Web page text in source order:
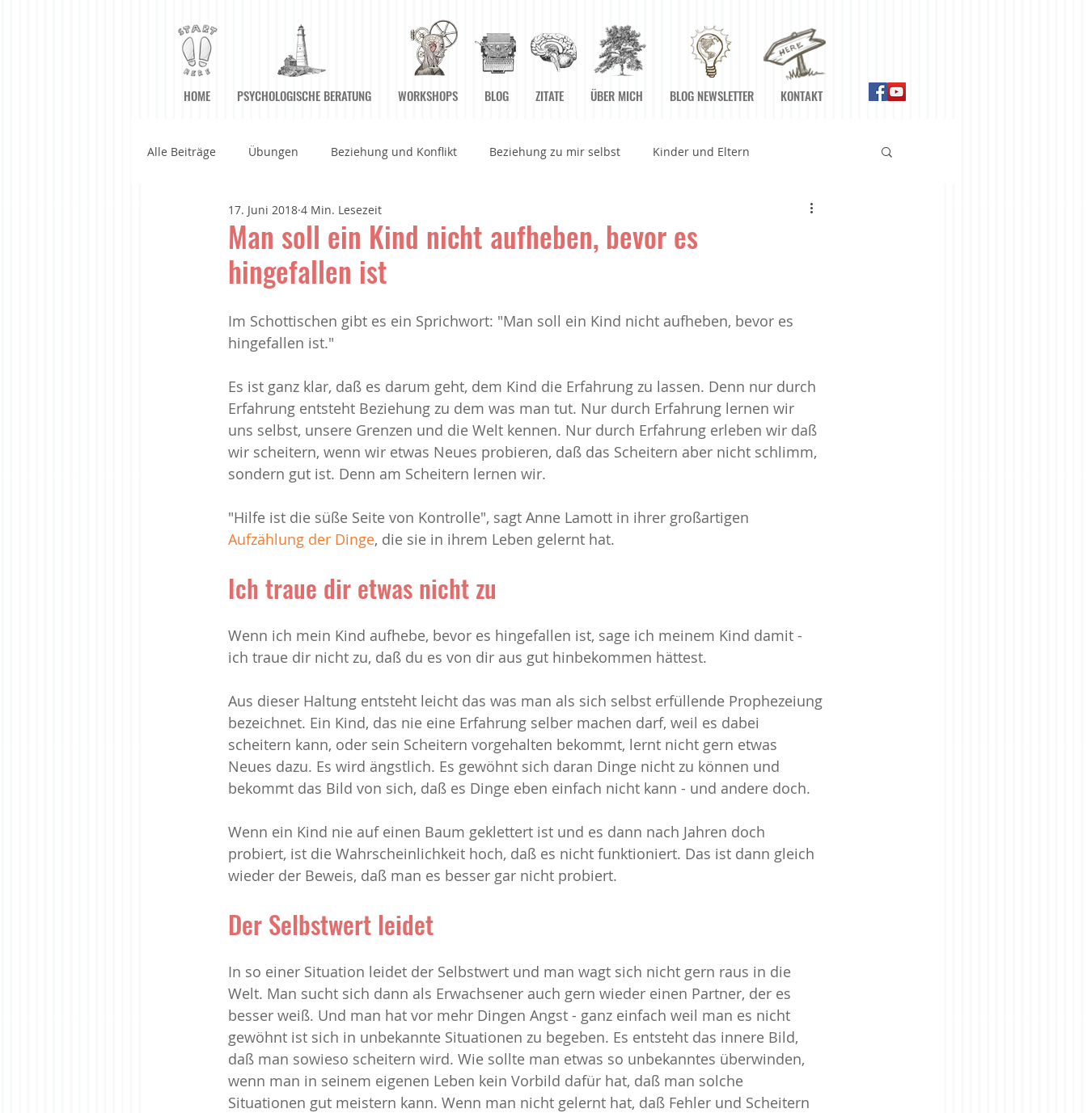
HOME PSYCHOLOGISCHE BERATUNG WORKSHOPS BLOG ZITATE ÜBER MICH BLOG NEWSLETTER KONTAKT
Alle Beiträge Übungen Beziehung und Konflikt Beziehung zu mir selbst Kinder und Eltern
Achtsame Kommunikation Arbeitswelt Ernährung
Geführte Meditationen
Haltung der Achtsamkeit
Meinen Weg finden Paarbeziehung Sucht Stress Texte Veränderung und Krise Zugehörigkeit
Zur Ruhe kommen
Man soll ein Kind nicht aufheben, bevor es
hingefallen ist
17. Juni 2018 4 Min. Lesezeit
Im Schottischen gibt es ein Sprichwort: "Man soll ein Kind nicht aufheben, bevor es
hingefallen ist."
Es ist ganz klar, daß es darum geht, dem Kind die Erfahrung zu lassen. Denn nur durch
Erfahrung entsteht Beziehung zu dem was man tut. Nur durch Erfahrung lernen wir
uns selbst, unsere Grenzen und die Welt kennen. Nur durch Erfahrung erleben wir daß
wir scheitern, wenn wir etwas Neues probieren, daß das Scheitern aber nicht schlimm,
sondern gut ist. Denn am Scheitern lernen wir.
"Hilfe ist die süße Seite von Kontrolle", sagt Anne Lamott in ihrer großartigen
Aufzählung der Dinge, die sie in ihrem Leben gelernt hat.
Ich traue dir etwas nicht zu
Wenn ich mein Kind aufhebe, bevor es hingefallen ist, sage ich meinem Kind damit -
ich traue dir nicht zu, daß du es von dir aus gut hinbekommen hättest.
Aus dieser Haltung entsteht leicht das was man als sich selbst erfüllende Prophezeiung
bezeichnet. Ein Kind, das nie eine Erfahrung selber machen darf, weil es dabei
scheitern kann, oder sein Scheitern vorgehalten bekommt, lernt nicht gern etwas
Neues dazu. Es wird ängstlich. Es gewöhnt sich daran Dinge nicht zu können und
bekommt das Bild von sich, daß es Dinge eben einfach nicht kann - und andere doch.
Wenn ein Kind nie auf einen Baum geklettert ist und es dann nach Jahren doch
probiert, ist die Wahrscheinlichkeit hoch, daß es nicht funktioniert. Das ist dann gleich
wieder der Beweis, daß man es besser gar nicht probiert.
Der Selbstwert leidet
In so einer Situation leidet der Selbstwert und man wagt sich nicht gern raus in die
Welt. Man sucht sich dann als Erwachsener auch gern wieder einen Partner, der es
besser weiß. Und man hat vor mehr Dingen Angst - ganz einfach weil man es nicht
gewöhnt ist sich in unbekannte Situationen zu begeben. Es entsteht das innere Bild,
daß man sowieso scheitern wird. Wie sollte man etwas so unbekanntes überwinden,
wenn man in seinem eigenen Leben kein Vorbild dafür hat, daß man solche
Situationen gut meistern kann. Wenn man nicht gelernt hat, daß Fehler und Scheitern